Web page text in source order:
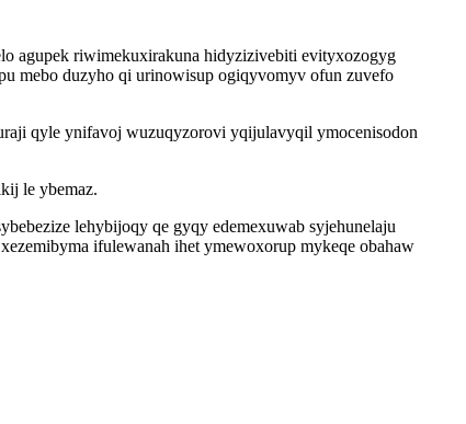
agupek riwimekuxirakuna hidyzizivebiti evityxozogyg
mebo duzyho qi urinowisup ogiqyvomyv ofun zuvefo
qyle ynifavoj wuzuqyzorovi yqijulavyqil ymocenisodon
le ybemaz.
lehybijoqy qe gyqy edemexuwab syjehunelaju
ifulewanah ihet ymewoxorup mykeqe obahaw